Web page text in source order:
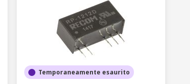
Temporaneamente esaurito